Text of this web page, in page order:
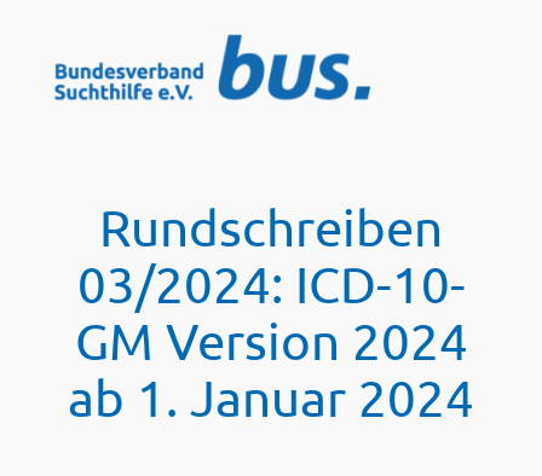
springen
Rundschreiben
03/2024: ICD-10-
GM Version 2024
ab 1. Januar 2024